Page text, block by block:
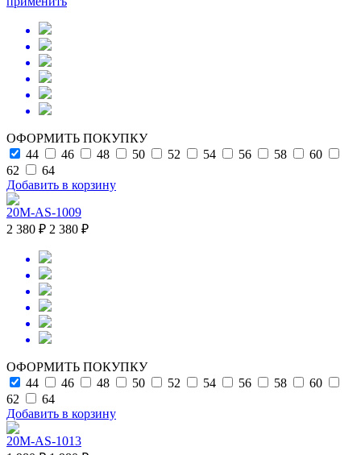
ОФОРМИТЬ ПОКУПКУ
44
46 48 50 52 54 56 58
60
62
64
Добавить в корзину
20M-AS-1009
2 380 ₽ 2 380 ₽
ОФОРМИТЬ ПОКУПКУ
44
46 48 50 52 54 56 58
60
62
64
Добавить в корзину
20M-AS-1013